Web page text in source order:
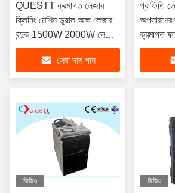
QUESTT ক্রমাগত লেজার
ক্লিনিং মেশিন ডুয়াল অক্ষ লেজার
বন্দুক 1500W 2000W লেজার
মরিচা পেইন্ট অপসারণ দীর্ঘ তারের
সেরা দাম পান
গ্রাফিতি
ক্রমাগত
মেশিন
ভিডিও ভিডিও